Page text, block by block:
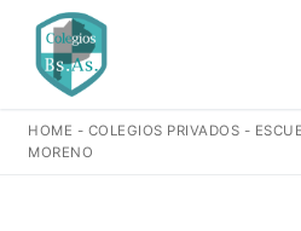
contenido
HOME - COLEGIOS PRIVADOS -
MORENO